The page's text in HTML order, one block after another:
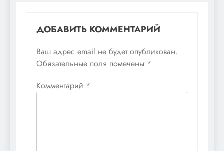
ДОБАВИТЬ КОММЕНТАРИЙ
Ваш адрес email не будет опубликован.
Обязательные поля помечены *
Комментарий *